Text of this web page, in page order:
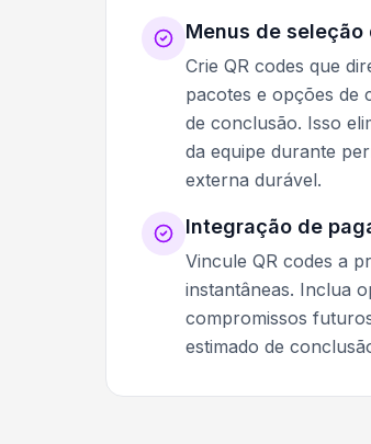
Menus de
Crie QR codes que
pacotes e opções de
de conclusão. Isso
da equipe durante
externa durável.
Integração de
Vincule QR codes a
instantâneas. Inclua
compromissos
estimado de